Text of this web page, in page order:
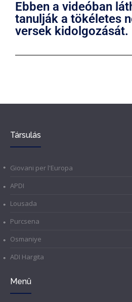
Ebben a videóban
tanulják a tökéletes
versek kidolgozását.
Társulás
Giovani per l'Europa
APDI
Lousada
Purcsena
Osmaniye
ADI Hargita
Menü